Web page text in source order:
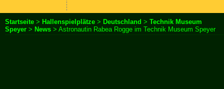
Startseite > Hallenspielplätze > Deutschland > Technik Museum
Speyer > News > Astronautin Rabea Rogge im Technik Museum Speyer